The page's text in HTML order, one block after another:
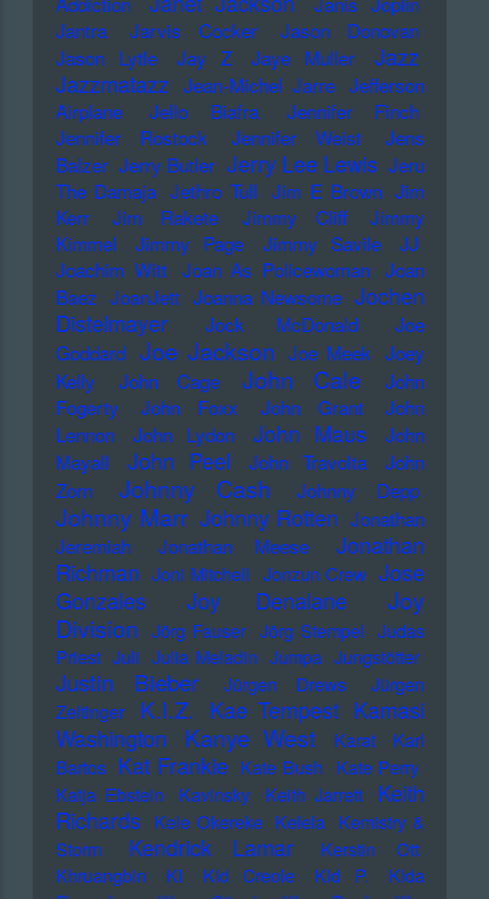
Jantra
Jarvis Cocker
Jason Donovan
Jason Lytle
Jay Z Jaye Muller
Jazz
Jazzmatazz Jean-Michel Jarre Jefferson
Airplane
Jello Biafra
Jennifer Finch
Jennifer Rostock
Jennifer Weist
Jens
Balzer Jerry Butler Jerry Lee Lewis Jeru
The Damaja Jethro Tull Jim E Brown Jim
Kerr
Jim Rakete Jimmy Cliff
Jimmy
Kimmel
Jimmy Page Jimmy Savile
JJ
Joachim Witt Joan As Policewoman Joan
Baez JoanJett Joanna Newsome Jochen
Distelmayer
Jock McDonald
Joe
Goddard Joe Jackson Joe Meek Joey
Kelly
John Cage John Cale
John
Fogerty
John Foxx John Grant
John
Lennon
John Lydon John Maus
John
Mayall
John Peel John Travolta
John
Zorn
Johnny Cash Johnny Depp
Johnny Marr Johnny Rotten Jonathan
Jeremiah
Jonathan Meese
Jonathan
Richman Joni Mitchell Jonzun Crew Jose
Gonzales
Joy Denalane
Joy
Division Jörg Fauser Jörg Stempel Judas
Priest Juli Julia Meladin Jumpa Jungstötter
Justin Bieber Jürgen Drews
Jürgen
Zeltinger
K.I.Z. Kae Tempest Kamasi
Washington
Kanye West Karat
Karl
Bartos Kat Frankie Kate Bush Kate Perry
Katja Ebstein
Kavinsky Keith Jarrett
Keith
Richards Kele Okereke Kelela Kemistry &
Storm
Kendrick Lamar
Kerstin Ott
Khruangbin
KI KId Creole KId P.
KIda